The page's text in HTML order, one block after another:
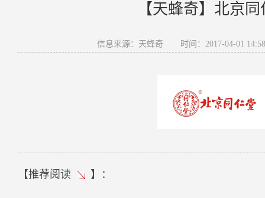
【天蜂奇】北京
信息来源：天蜂奇 时间：2017-04-01
【推荐阅读 】：